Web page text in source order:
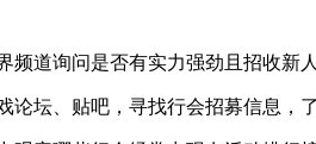
频道询问是否有实力强劲且招收新人
论坛、贴吧，寻找行会招募信息，